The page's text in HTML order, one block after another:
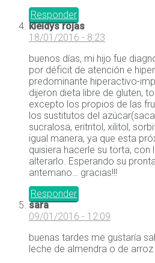
Responder
kleidys rojas
18/01/2016 - 8:23
buenos días, mi hijo fue
por déficit de atención e
predominante hiperactivo-
dijeron dieta libre de gluten,
excepto los propios de las
los sustitutos del
sucralosa, eritritol, xilitol,
igual manera, ya que esta
quisiera hacerle su torta, con
alterarlo. Esperando su
antemano… gracias!!!
Responder
sara
09/01/2016 - 12:09
buenas tardes me gustaría
leche de almendra o de arroz